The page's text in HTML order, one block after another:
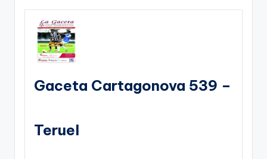
Gaceta Cartagonova 539 –
Teruel